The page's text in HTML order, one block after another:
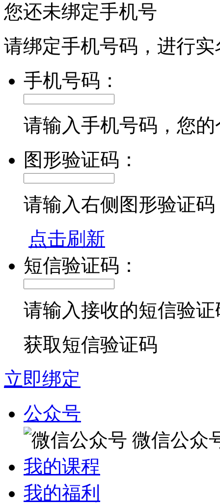
您还未绑定手机号
请绑定手机号码，进行
手机号码：
请输入手机号码，您
图形验证码：
请输入右侧图形验证码
点击刷新
短信验证码：
请输入接收的短信验证
获取短信验证码
立即绑定
公众号
微信公众
我的课程
我的福利